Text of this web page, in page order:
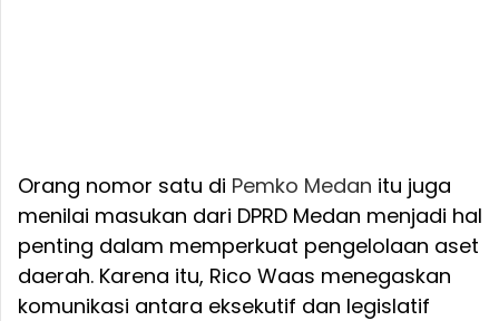
Orang nomor satu di Pemko Medan itu juga
menilai masukan dari DPRD Medan menjadi hal
penting dalam memperkuat pengelolaan aset
daerah. Karena itu, Rico Waas menegaskan
komunikasi antara eksekutif dan legislatif